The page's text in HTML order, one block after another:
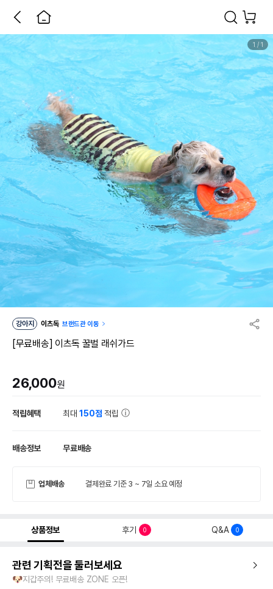
1 / 1
강아지 이츠독 브랜드관 이동
[무료배송] 이츠독 꿀벌 래쉬가드
26,000원
적립혜택 최대150점 적립
배송정보 무료배송
업체배송 결제완료 기준 3 ~ 7일 소요 예정
상품정보 후기 0 Q&A 0
관련 기획전을 둘러보세요
🐶지갑주의! 무료배송 ZONE 오픈!